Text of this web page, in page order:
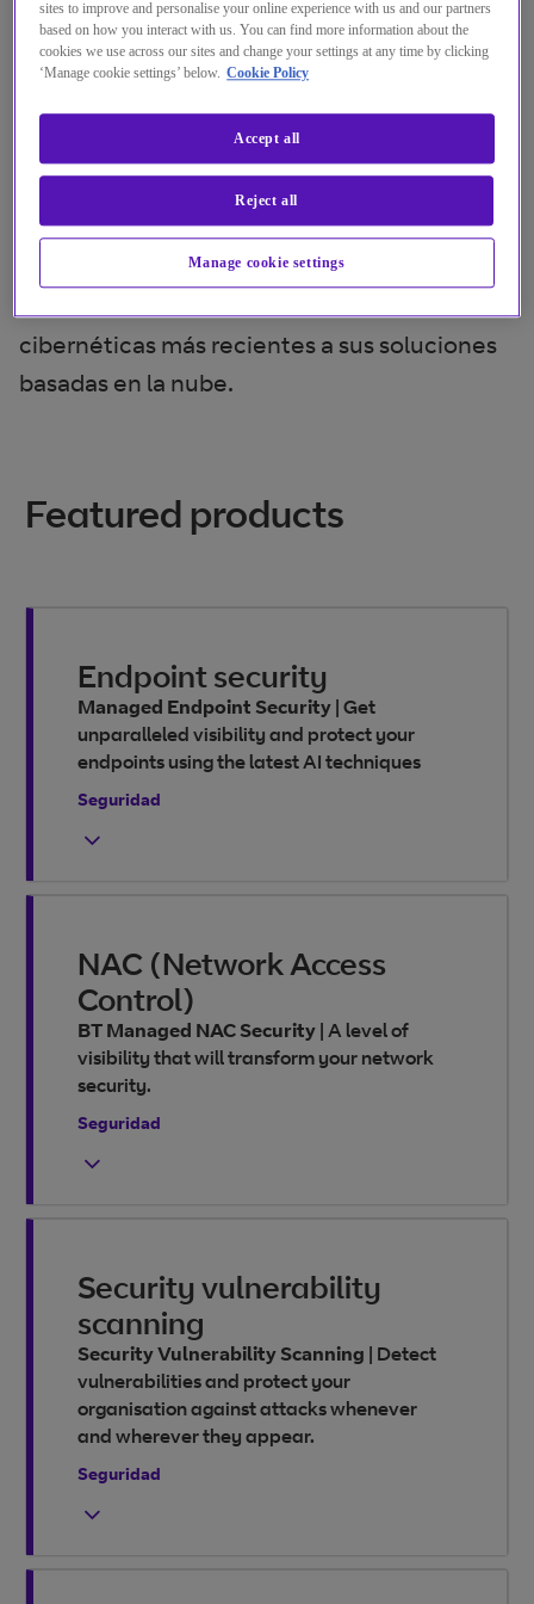
preventivas para evitar o minimizar el
impacto de los ataques.
Puede utilizar las mismas capacidades
avanzadas de detección y reparación que
nosotros utilizamos para proteger nuestro
negocio. Podrá analizar los
comportamientos sospechosos y detectar
cibernéticas más recientes a sus soluciones
basadas en la nube.
Featured products
Endpoint security
Managed Endpoint Security | Get
unparalleled visibility and protect your
endpoints using the latest AI techniques
Seguridad
NAC (Network Access
Control)
BT Managed NAC Security | A level of
visibility that will transform your network
security.
Seguridad
Security vulnerability
scanning
Security Vulnerability Scanning | Detect
vulnerabilities and protect your
organisation against attacks whenever
and wherever they appear.
Seguridad
sites to improve and personalise your online experience with us and our partners
based on how you interact with us. You can find more information about the
cookies we use across our sites and change your settings at any time by clicking
‘Manage cookie settings’ below. Cookie Policy
Manage cookie settings
Reject all
Accept all